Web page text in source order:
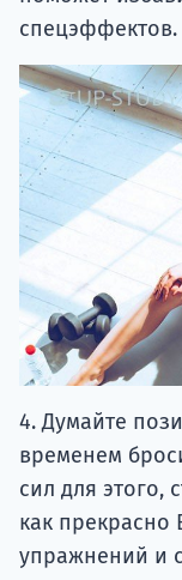
спецэффектов.
4. Думайте
временем
сил для этого,
как прекрасно
упражнений и